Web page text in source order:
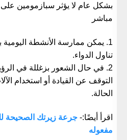
بشكل عام لا يؤثر سبازمومين على
مباشر
يمكن ممارسة الأنشطة اليومية
تناول الدواء.
في حال الشعور بزغللة في
التوقف عن القيادة أو استخدام
الحالة.
اقرأ أيضًا:- جرعة زيرتك الصحيحة
مفعوله